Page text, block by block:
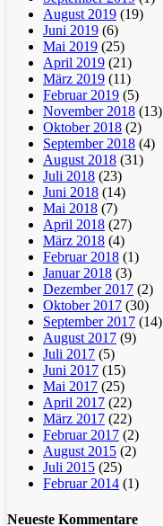
August 2019 (19)
Juni 2019 (6)
Mai 2019 (25)
April 2019 (21)
März 2019 (11)
Februar 2019 (5)
November 2018 (13)
Oktober 2018 (2)
September 2018 (4)
August 2018 (31)
Juli 2018 (23)
Juni 2018 (14)
Mai 2018 (7)
April 2018 (27)
März 2018 (4)
Februar 2018 (1)
Januar 2018 (3)
Dezember 2017 (2)
Oktober 2017 (30)
September 2017 (14)
August 2017 (9)
Juli 2017 (5)
Juni 2017 (15)
Mai 2017 (25)
April 2017 (22)
März 2017 (22)
Februar 2017 (2)
August 2015 (2)
Juli 2015 (25)
Februar 2014 (1)
Neueste Kommentare